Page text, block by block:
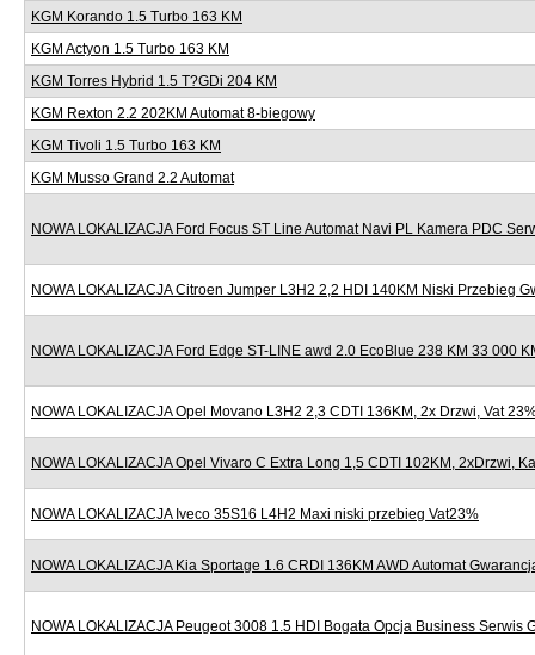
KGM Korando 1.5 Turbo 163 KM
KGM Actyon 1.5 Turbo 163 KM
KGM Torres Hybrid 1.5 T?GDi 204 KM
KGM Rexton 2.2 202KM Automat 8-biegowy
KGM Tivoli 1.5 Turbo 163 KM
KGM Musso Grand 2.2 Automat
NOWA LOKALIZACJA Ford Focus ST Line Automat Navi PL Kamera PDC
NOWA LOKALIZACJA Citroen Jumper L3H2 2,2 HDI 140KM Niski Przebieg
NOWA LOKALIZACJA Ford Edge ST-LINE awd 2.0 EcoBlue 238 KM 33 000
NOWA LOKALIZACJA Opel Movano L3H2 2,3 CDTI 136KM, 2x Drzwi, Vat
NOWA LOKALIZACJA Opel Vivaro C Extra Long 1,5 CDTI 102KM, 2xDrzwi,
NOWA LOKALIZACJA Iveco 35S16 L4H2 Maxi niski przebieg Vat23%
NOWA LOKALIZACJA Kia Sportage 1.6 CRDI 136KM AWD Automat
NOWA LOKALIZACJA Peugeot 3008 1.5 HDI Bogata Opcja Business Serwis